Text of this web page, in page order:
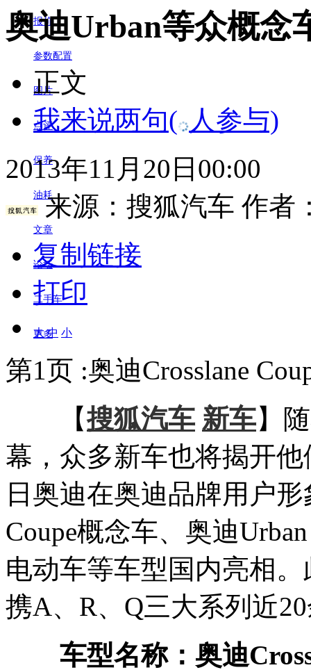
报价
参数配置
图片
点评
保养
油耗
文章
论坛
二手车
更多
奥迪Urban等众概
正文
我来说两句( 人参与)
2013年11月20日00:00
来源： 搜狐汽车 作者
复制链接
打印
大 中 小
第1页 :奥迪Crosslane
【搜狐汽车 新车】
幕，众多新车也将揭开
日奥迪在奥迪品牌用户
Coupe概念车、奥迪
电动车等车型国内亮相
携A、R、Q三大系列近
车型名称：奥迪